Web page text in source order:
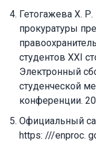
Гетогажева Х.
прокуратуры
студентов XXI
Электронный
студенческой
конференции.
Официальный
https: ///enproc.